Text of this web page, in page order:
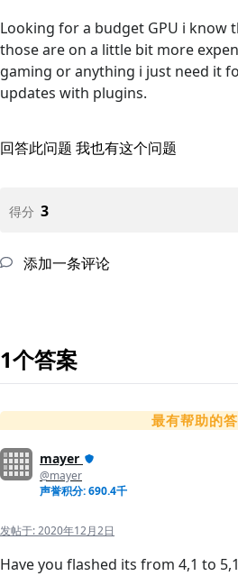
Looking for a budget GPU i know
those are on a little bit more
gaming or anything i just need it
updates with plugins.
回答此问题 我也有这个问题
得分 3
添加一条评论
1个答案
最有帮助的
mayer
@mayer
声誉积分: 690.4千
发帖于:2020年12月2日
Have you flashed its from 4,1 to